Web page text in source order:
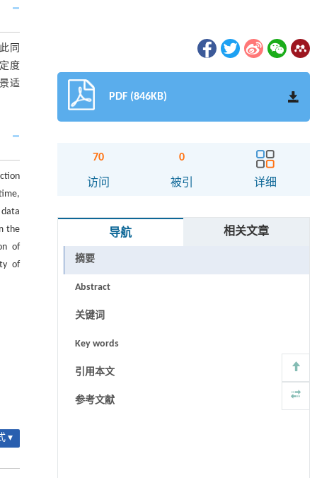
同
度
适
the
of
of
▾
PDF (846KB)
70
访问
0
被引 详细
导航 相关文章
摘要
Abstract
关键词
Key words
引用本文
参考文献